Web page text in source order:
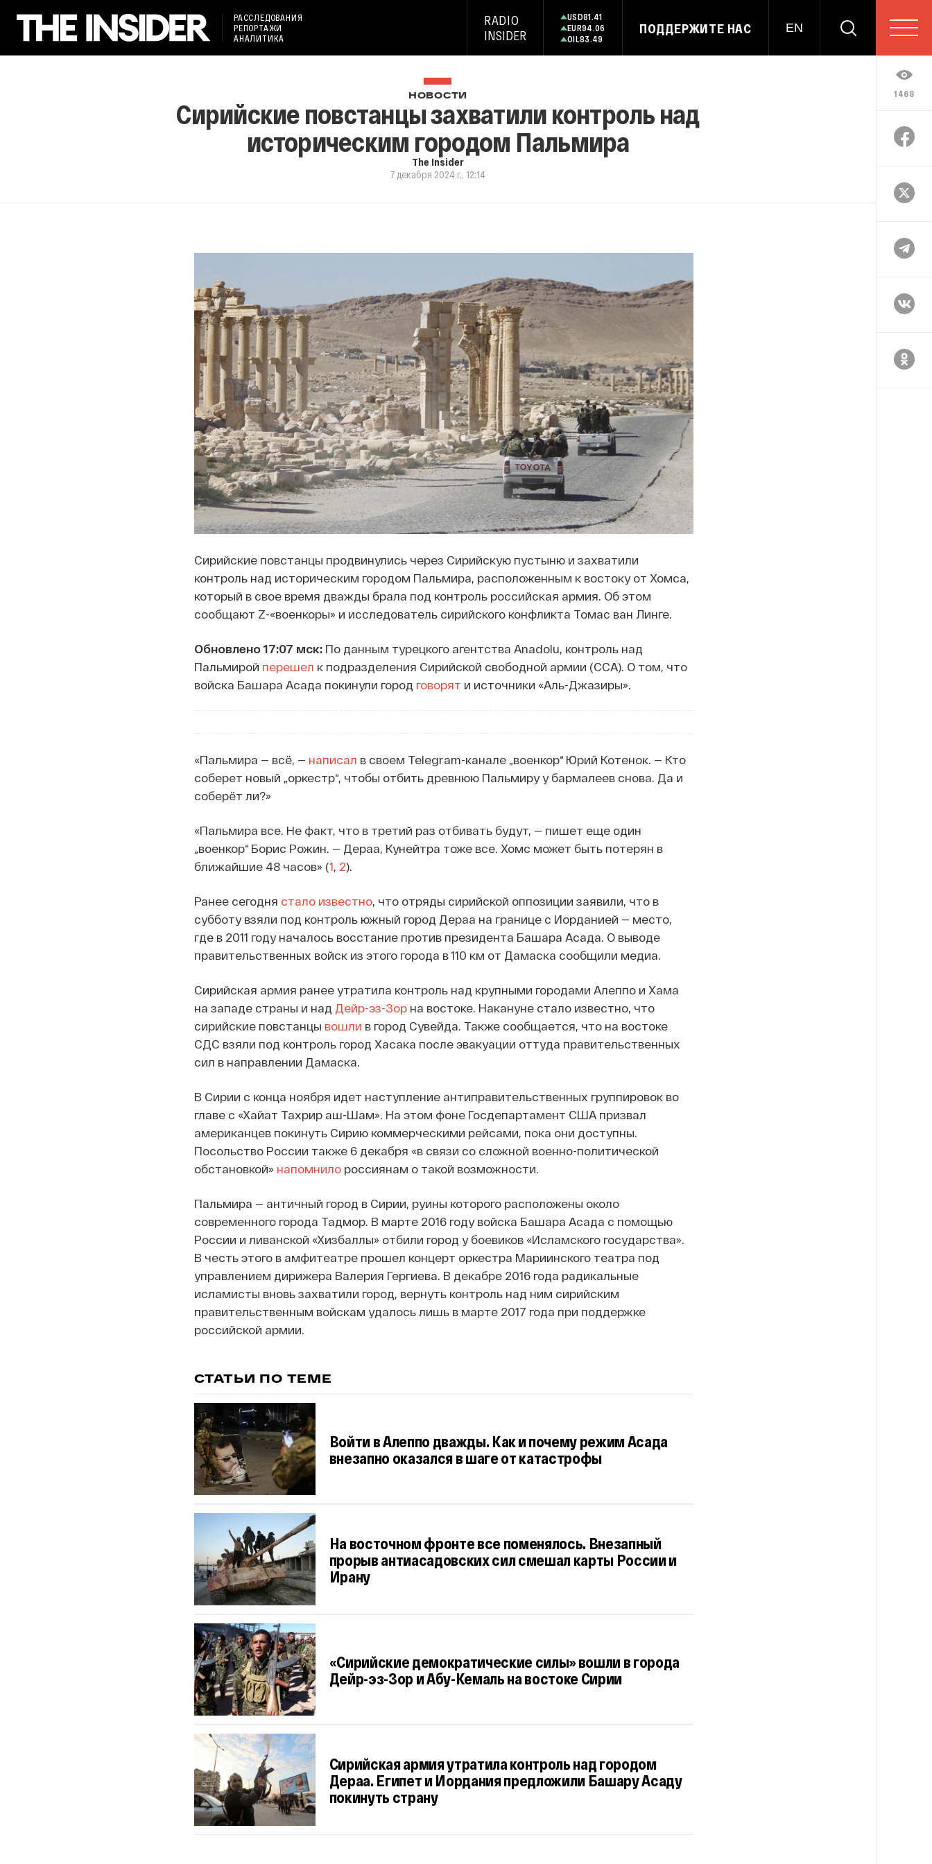
РАССЛЕДОВАНИЯ
РЕПОРТАЖИ
АНАЛИТИКА
RADIO
INSIDER
USD81.41
EUR94.06
OIL83.49
ПОДДЕРЖИТЕ НАС EN
1468
НОВОСТИ
Сирийские повстанцы захватили контроль над
историческим городом Пальмира
The Insider
7 декабря 2024 г., 12:14
Сирийские повстанцы продвинулись через Сирийскую пустыню и захватили
контроль над историческим городом Пальмира, расположенным к востоку от Хомса,
который в свое время дважды брала под контроль российская армия. Об этом
сообщают Z-«военкоры» и исследователь сирийского конфликта Томас ван Линге.
Обновлено 17:07 мск:По данным турецкого агентства Anadolu, контроль над
Пальмирой перешел к подразделения Сирийской свободной армии (ССА). О том, что
войска Башара Асада покинули город говорят и источники «Аль-Джазиры».
«Пальмира — всё, — написал в своем Telegram-канале „военкор“ Юрий Котенок. — Кто
соберет новый „оркестр“, чтобы отбить древнюю Пальмиру у бармалеев снова. Да и
соберёт ли?»
«Пальмира все. Не факт, что в третий раз отбивать будут, — пишет еще один
„военкор“ Борис Рожин. — Дераа, Кунейтра тоже все. Хомс может быть потерян в
ближайшие 48 часов» (1, 2).
Ранее сегодня стало известно, что отряды сирийской оппозиции заявили, что в
субботу взяли под контроль южный город Дераа на границе с Иорданией — место,
где в 2011 году началось восстание против президента Башара Асада. О выводе
правительственных войск из этого города в 110 км от Дамаска сообщили медиа.
Сирийская армия ранее утратила контроль над крупными городами Алеппо и Хама
на западе страны и над Дейр-эз-Зорна востоке. Накануне стало известно, что
сирийские повстанцы вошли в город Сувейда. Также сообщается, что на востоке
СДС взяли под контроль город Хасака после эвакуации оттуда правительственных
сил в направлении Дамаска.
В Сирии с конца ноября идет наступление антиправительственных группировок во
главе с «Хайат Тахрир аш-Шам». На этом фоне Госдепартамент США призвал
американцев покинуть Сирию коммерческими рейсами, пока они доступны.
Посольство России также 6 декабря «в связи со сложной военно-политической
обстановкой» напомнилороссиянам о такой возможности.
Пальмира — античный город в Сирии, руины которого расположены около
современного города Тадмор. В марте 2016 году войска Башара Асада с помощью
России и ливанской «Хизбаллы» отбили город у боевиков «Исламского государства».
В честь этого в амфитеатре прошел концерт оркестра Мариинского театра под
управлением дирижера Валерия Гергиева. В декабре 2016 года радикальные
исламисты вновь захватили город, вернуть контроль над ним сирийским
правительственным войскам удалось лишь в марте 2017 года при поддержке
российской армии.
СТАТЬИ ПО ТЕМЕ
Войти в Алеппо дважды. Как и почему режим Асада
внезапно оказался в шаге от катастрофы
На восточном фронте все поменялось. Внезапный
прорыв антиасадовских сил смешал карты России и
Ирану
«Сирийские демократические силы» вошли в города
Дейр-эз-Зор и Абу-Кемаль на востоке Сирии
Cирийская армия утратила контроль над городом
Дераа. Египет и Иордания предложили Башару Асаду
покинуть страну